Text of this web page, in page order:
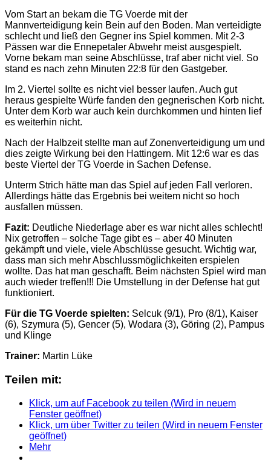
Vom Start an bekam die TG Voerde mit der
Mannverteidigung kein Bein auf den Boden. Man verteidigte
schlecht und ließ den Gegner ins Spiel kommen. Mit 2-3
Pässen war die Ennepetaler Abwehr meist ausgespielt.
Vorne bekam man seine Abschlüsse, traf aber nicht viel. So
stand es nach zehn Minuten 22:8 für den Gastgeber.
Im 2. Viertel sollte es nicht viel besser laufen. Auch gut
heraus gespielte Würfe fanden den gegnerischen Korb nicht.
Unter dem Korb war auch kein durchkommen und hinten lief
es weiterhin nicht.
Nach der Halbzeit stellte man auf Zonenverteidigung um und
dies zeigte Wirkung bei den Hattingern. Mit 12:6 war es das
beste Viertel der TG Voerde in Sachen Defense.
Unterm Strich hätte man das Spiel auf jeden Fall verloren.
Allerdings hätte das Ergebnis bei weitem nicht so hoch
ausfallen müssen.
Fazit: Deutliche Niederlage aber es war nicht alles schlecht!
Nix getroffen – solche Tage gibt es – aber 40 Minuten
gekämpft und viele, viele Abschlüsse gesucht. Wichtig war,
dass man sich mehr Abschlussmöglichkeiten erspielen
wollte. Das hat man geschafft. Beim nächsten Spiel wird man
auch wieder treffen!!! Die Umstellung in der Defense hat gut
funktioniert.
Für die TG Voerde spielten: Selcuk (9/1), Pro (8/1), Kaiser
(6), Szymura (5), Gencer (5), Wodara (3), Göring (2), Pampus
und Klinge
Trainer: Martin Lüke
Teilen mit:
Klick, um auf Facebook zu teilen (Wird in neuem
Fenster geöffnet)
Klick, um über Twitter zu teilen (Wird in neuem Fenster
geöffnet)
Mehr